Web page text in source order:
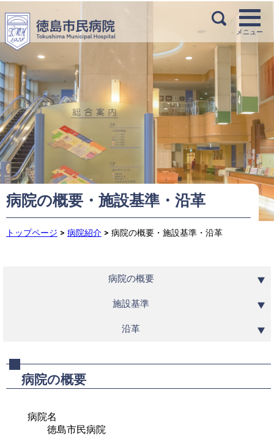
病院の概要・施設基準・沿革
トップページ > 病院紹介 > 病院の概要・施設基準・沿革
病院の概要
施設基準
沿革
病院の概要
病院名
徳島市民病院